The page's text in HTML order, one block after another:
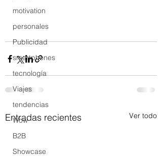
motivation
personales
Publicidad
smartphones
tecnología
Viajes
tendencias
Wow
B2B
Showcase
Entradas recientes Ver todo